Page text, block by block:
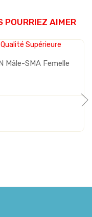
POURRIEZ AIMER
Mâle-SMA Femelle